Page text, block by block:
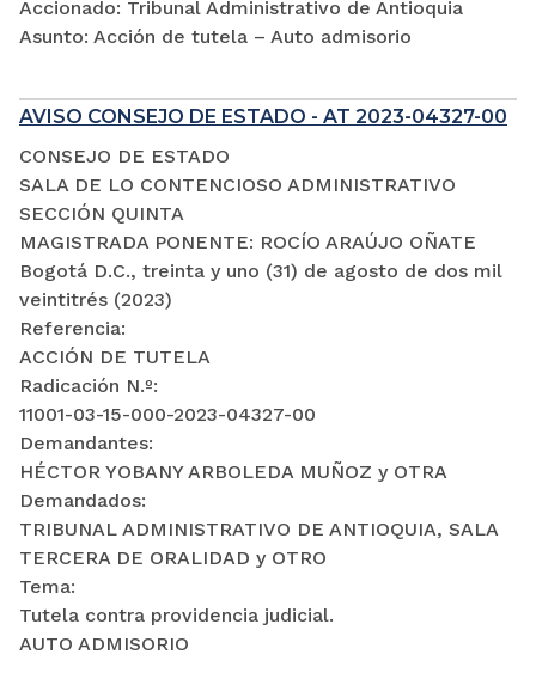
Accionado: Tribunal Administrativo de Antioquia
Asunto: Acción de tutela – Auto admisorio
AVISO CONSEJO DE ESTADO - AT 2023-04327-00
CONSEJO DE ESTADO
SALA DE LO CONTENCIOSO ADMINISTRATIVO
SECCIÓN QUINTA
MAGISTRADA PONENTE: ROCÍO ARAÚJO OÑATE
Bogotá D.C., treinta y uno (31) de agosto de dos mil
veintitrés (2023)
Referencia:
ACCIÓN DE TUTELA
Radicación N.º:
11001-03-15-000-2023-04327-00
Demandantes:
HÉCTOR YOBANY ARBOLEDA MUÑOZ y OTRA
Demandados:
TRIBUNAL ADMINISTRATIVO DE ANTIOQUIA, SALA
TERCERA DE ORALIDAD y OTRO
Tema:
Tutela contra providencia judicial.
AUTO ADMISORIO